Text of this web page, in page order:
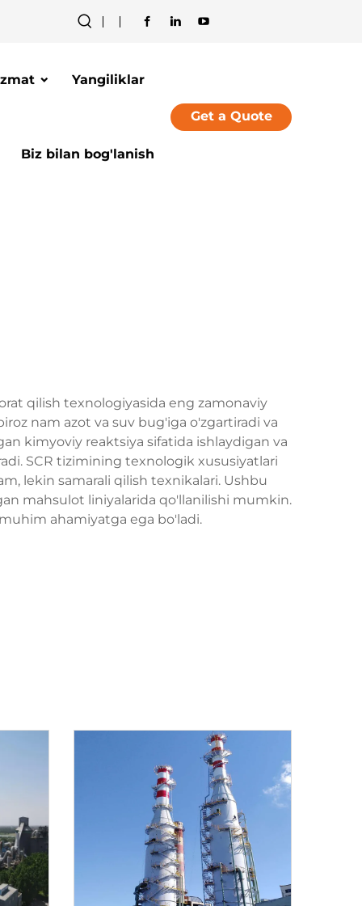
Yangiliklar
Biz bilan bog'lanish
Get a Quote
qilish texnologiyasida eng zamonaviy
nam azot va suv bug'iga o'zgartiradi va
kimyoviy reaktsiya sifatida ishlaydigan va
SCR tizimining texnologik xususiyatlari
lekin samarali qilish texnikalari. Ushbu
mahsulot liniyalarida qo'llanilishi mumkin.
ahamiyatga ega bo'ladi.